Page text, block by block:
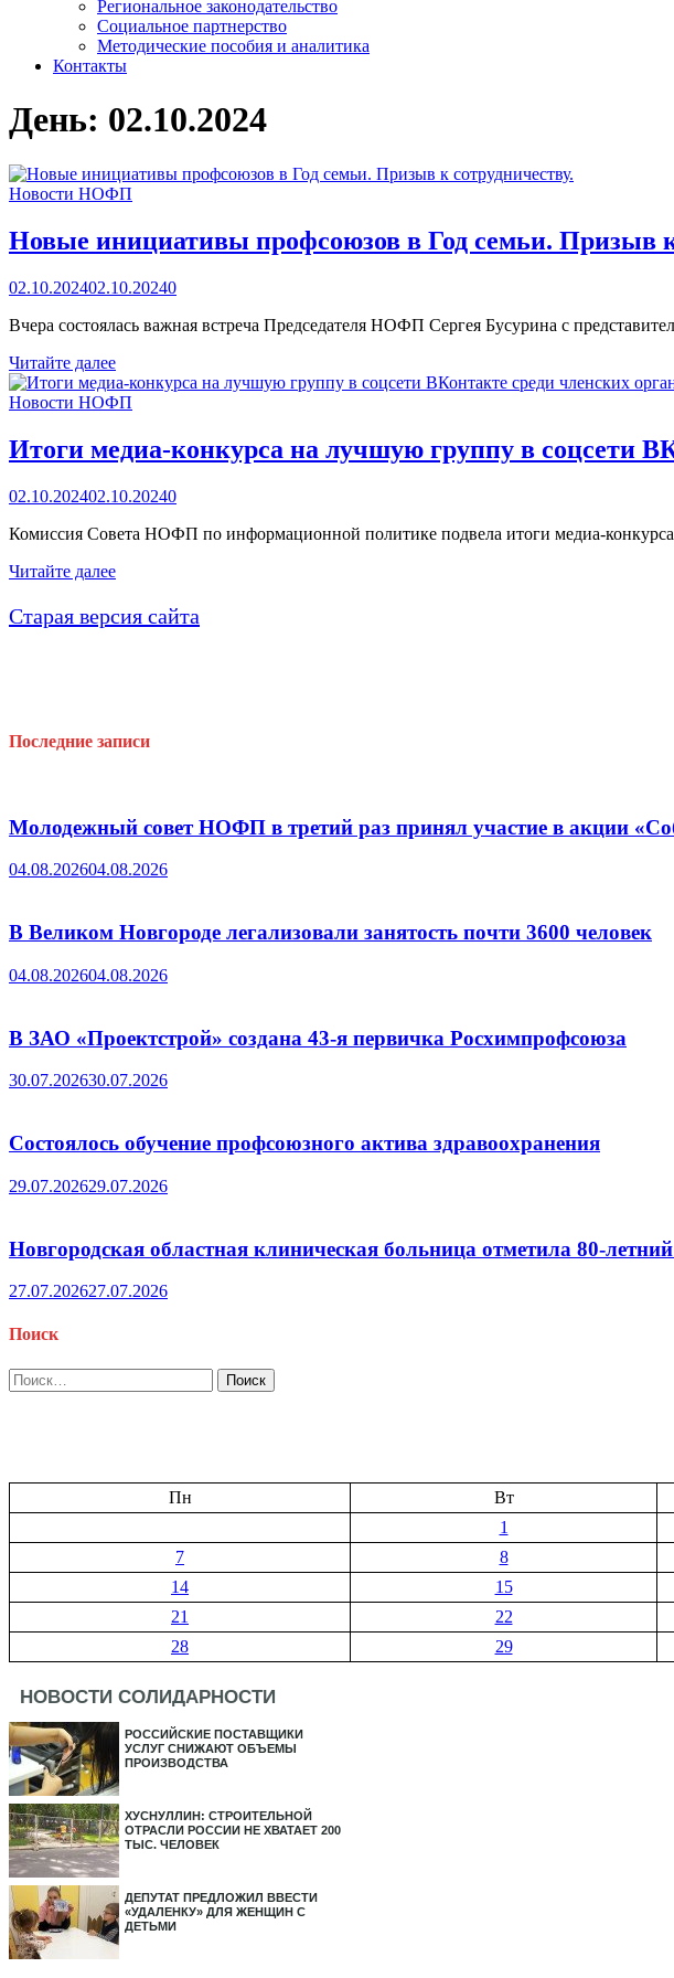
Региональное законодательство
Социальное партнерство
Методические пособия и аналитика
Контакты
День: 02.10.2024
Новости НОФП
Новые инициативы профсоюзов в Год семьи. Призыв к
02.10.202402.10.20240
Вчера состоялась важная встреча Председателя НОФП Сергея Бусурина с
Новые
инициативы
профсоюзов
Год
семьи.
к
Читайте далее
Новости НОФП
Итоги медиа-конкурса на лучшую группу в соцсети
02.10.202402.10.20240
Комиссия Совета НОФП по информационной политике подвела итоги медиа-
Итоги
конкурса
на
среди
Читайте далее
Старая версия сайта
Последние записи
Молодежный совет НОФП в третий раз принял участие в акции
04.08.202604.08.2026
В Великом Новгороде легализовали занятость почти 3600 человек
04.08.202604.08.2026
В ЗАО «Проектстрой» создана 43-я первичка Росхимпрофсоюза
30.07.202630.07.2026
Состоялось обучение профсоюзного актива здравоохранения
29.07.202629.07.2026
Новгородская областная клиническая больница отметила 80-
27.07.202627.07.2026
Поиск
Найти:
Пн
Вт
1
7
8
14
15
21
22
28
29
НОВОСТИ СОЛИДАРНОСТИ
РОССИЙСКИЕ ПОСТАВЩИКИ
УСЛУГ СНИЖАЮТ ОБЪЕМЫ
ПРОИЗВОДСТВА
ХУСНУЛЛИН: СТРОИТЕЛЬНОЙ
ОТРАСЛИ РОССИИ НЕ ХВАТАЕТ 200
ТЫС. ЧЕЛОВЕК
ДЕПУТАТ ПРЕДЛОЖИЛ ВВЕСТИ
«УДАЛЕНКУ» ДЛЯ ЖЕНЩИН С
ДЕТЬМИ